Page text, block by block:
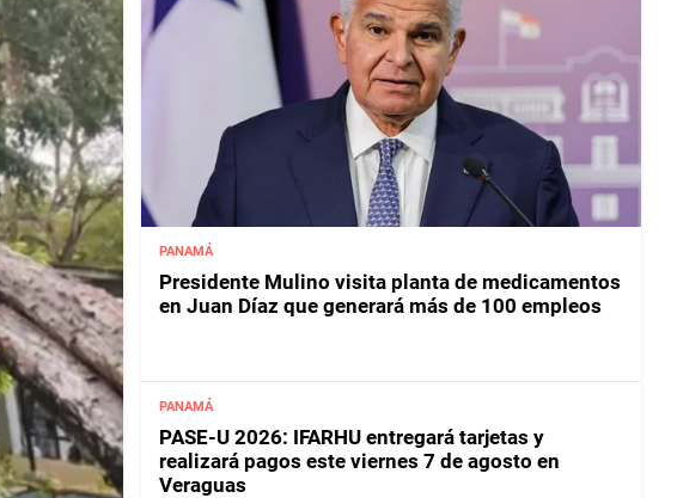
PANAMÁ
Presidente Mulino visita planta de medicamentos
en Juan Díaz que generará más de 100 empleos
PANAMÁ
PASE-U 2026: IFARHU entregará tarjetas y
realizará pagos este viernes 7 de agosto en
Veraguas